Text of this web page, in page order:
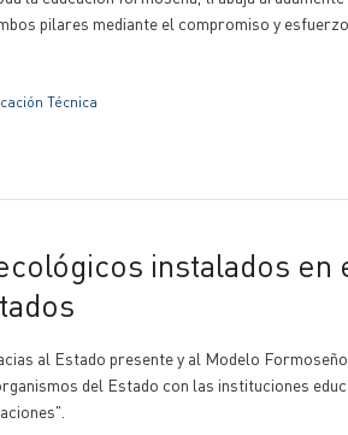
pilares mediante el compromiso y
Técnica
al Estado presente y al Modelo
del Estado con las instituciones